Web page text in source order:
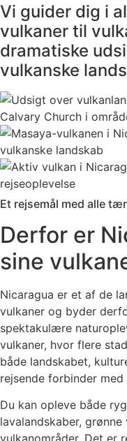
Vi guider dig i
vulkaner til
dramatiske
vulkanske
Et rejsemål med alle
Derfor er
sine
Nicaragua er et af de
vulkaner og byder
spektakulære
vulkaner, hvor flere
både landskabet,
rejsende forbinder med
Du kan opleve både
lavalandskaber,
vulkanområder. Det er